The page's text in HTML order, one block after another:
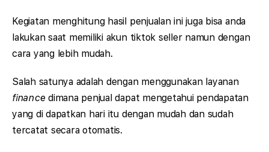
Kegiatan menghitung hasil penjualan ini juga bisa anda
lakukan saat memiliki akun tiktok seller namun dengan
cara yang lebih mudah.
Salah satunya adalah dengan menggunakan layanan
finance dimana penjual dapat mengetahui pendapatan
yang di dapatkan hari itu dengan mudah dan sudah
tercatat secara otomatis.